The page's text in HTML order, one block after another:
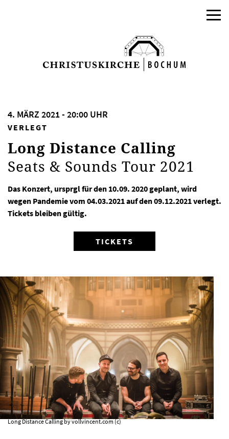
AKTUELLES
PROGRAMM
KIRCHE DER KULTUREN
FOTOS
KONTAKT
4. MÄRZ 2021 - 20:00 UHR
VERLEGT
Long Distance Calling
Seats & Sounds Tour 2021
Das Konzert, ursprgl für den 10.09. 2020 geplant, wird
wegen Pandemie vom 04.03.2021 auf den 09.12.2021 verlegt.
Tickets bleiben gültig.
TICKETS
Long Distance Calling by vollvincent.com (c)